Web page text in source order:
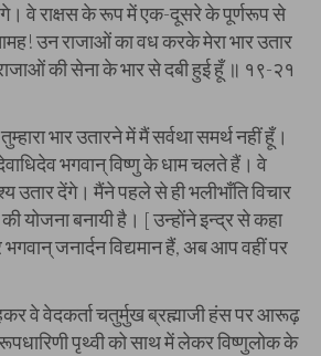
वे राक्षस के रूप में एक-दूसरे के पूर्णरूप से
उन राजाओं का वध करके मेरा भार उतार
की सेना के भार से दबी हुई हूँ ॥ १९-२१
भार उतारने में मैं सर्वथा समर्थ नहीं हूँ।
भगवान् विष्णु के धाम चलते हैं। वे
उतार देंगे। मैंने पहले से ही भलीभाँति विचार
योजना बनायी है। [ उन्होंने इन्द्र से कहा
जनार्दन विद्यमान हैं, अब आप वहीं पर
वे वेदकर्ता चतुर्मुख ब्रह्माजी हंस पर आरूढ़
पृथ्वी को साथ में लेकर विष्णुलोक के